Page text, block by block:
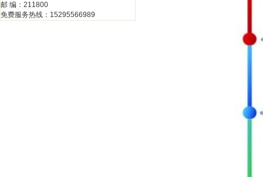
邮 编：211800
免费服务热线：15295566989